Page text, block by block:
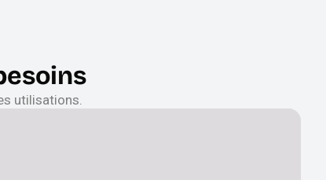
utilisations.